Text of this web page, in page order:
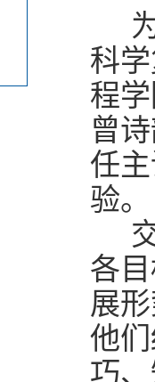
科
程
曾
任
验。
各
展
他
巧